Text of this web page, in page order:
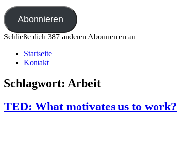
Abonnieren
Schließe dich 387 anderen Abonnenten an
Startseite
Kontakt
Schlagwort: Arbeit
TED: What motivates us to work?